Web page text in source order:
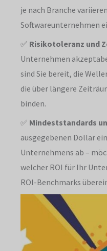
je nach Branche
Softwareunternehmen
✅ Risikotoleranz und
Unternehmen
sind Sie bereit, die
die über längere
binden.
✅ Mindeststandards
ausgegebenen Dollar
Unternehmens ab –
welcher ROI für Ihr
ROI-Benchmarks